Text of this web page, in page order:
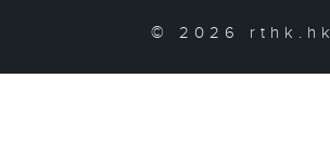
© 2026 rthk.hk